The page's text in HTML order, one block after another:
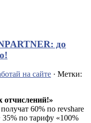
до
на сайте · Метки:
60% по revshare
35% по тарифу «100%